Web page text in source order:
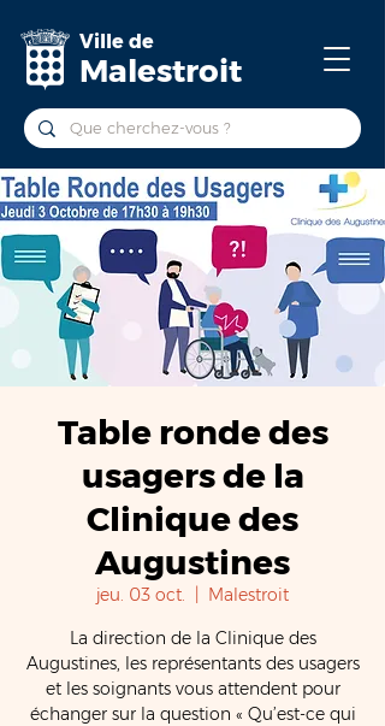
Ville de
Malestroit
Table ronde des
usagers de la
Clinique des
Augustines
jeu. 03 oct.
Malestroit
La direction de la Clinique des
Augustines, les représentants des usagers
et les soignants vous attendent pour
échanger sur la question « Qu’est-ce qui